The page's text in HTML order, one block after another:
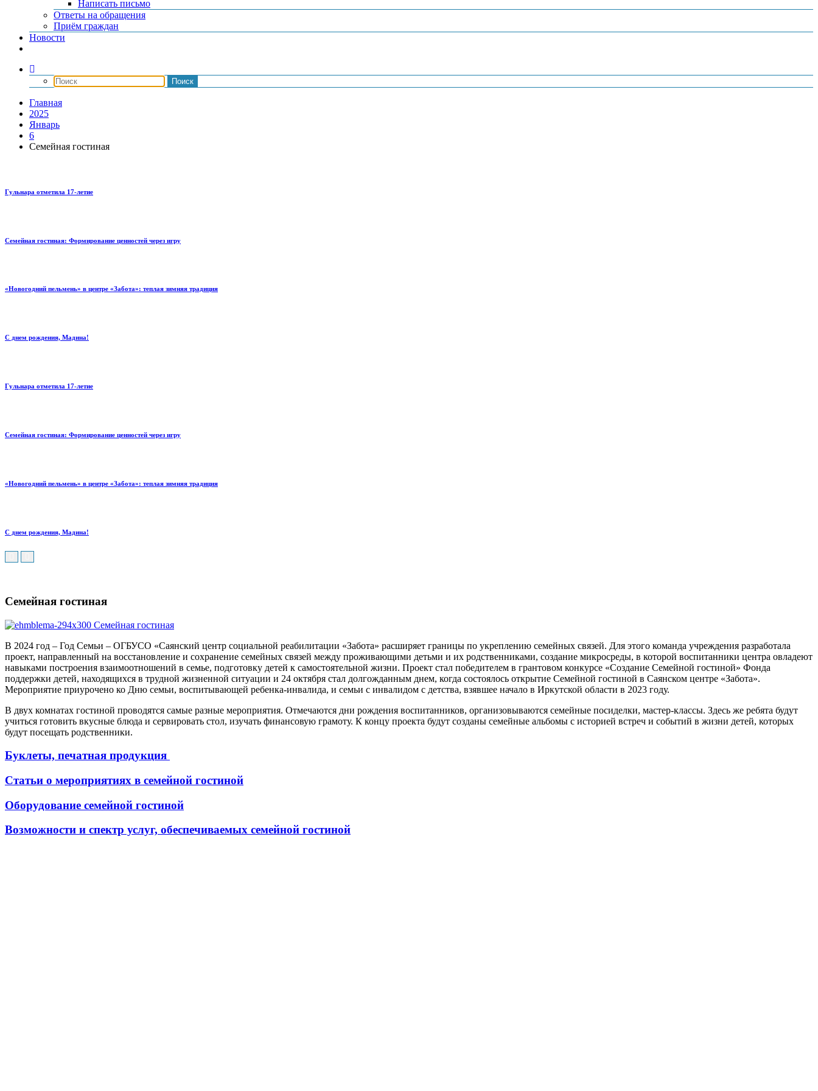
Написать письмо
Ответы на обращения
Приём граждан
Новости
Главная
2025
Январь
6
Семейная гостиная
Гульнара отметила 17‑летие
Семейная гостиная: Формирование ценностей через игру
«Новогодний пельмень» в центре «Забота»: теплая зимняя традиция
С днем рождения, Мадина!
Гульнара отметила 17‑летие
Семейная гостиная: Формирование ценностей через игру
«Новогодний пельмень» в центре «Забота»: теплая зимняя традиция
С днем рождения, Мадина!
Семейная гостиная
В 2024 год – Год Семьи – ОГБУСО «Саянский центр социальной реабилитации «Забота» расширяет границы по укреплению семейных связей. Для этого команда учреждения разработала
проект, направленный на восстановление и сохранение семейных связей между проживающими детьми и их родственниками, создание микросреды, в которой воспитанники центра овладеют
навыками построения взаимоотношений в семье, подготовку детей к самостоятельной жизни. Проект стал победителем в грантовом конкурсе «Создание Семейной гостиной» Фонда
поддержки детей, находящихся в трудной жизненной ситуации и 24 октября стал долгожданным днем, когда состоялось открытие Семейной гостиной в Саянском центре «Забота».
Мероприятие приурочено ко Дню семьи, воспитывающей ребенка-инвалида, и семьи с инвалидом с детства, взявшее начало в Иркутской области в 2023 году.
В двух комнатах гостиной проводятся самые разные мероприятия. Отмечаются дни рождения воспитанников, организовываются семейные посиделки, мастер-классы. Здесь же ребята будут
учиться готовить вкусные блюда и сервировать стол, изучать финансовую грамоту. К концу проекта будут созданы семейные альбомы с историей встреч и событий в жизни детей, которых
будут посещать родственники.
Буклеты, печатная продукция
Статьи о мероприятиях в семейной гостиной
Оборудование семейной гостиной
Возможности и спектр услуг, обеспечиваемых семейной гостиной